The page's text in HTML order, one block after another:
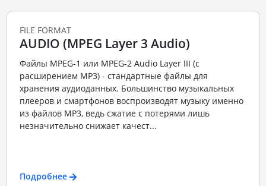
FILE FORMAT
AUDIO (MPEG Layer 3 Audio)
Файлы MPEG-1 или MPEG-2 Audio Layer III (с
расширением MP3) - стандартные файлы для
хранения аудиоданных. Большинство музыкальных
плееров и смартфонов воспроизводят музыку именно
из файлов MP3, ведь сжатие с потерями лишь
незначительно снижает качест...
Подробнее